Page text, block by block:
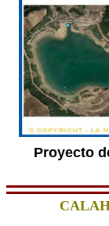
Proyecto